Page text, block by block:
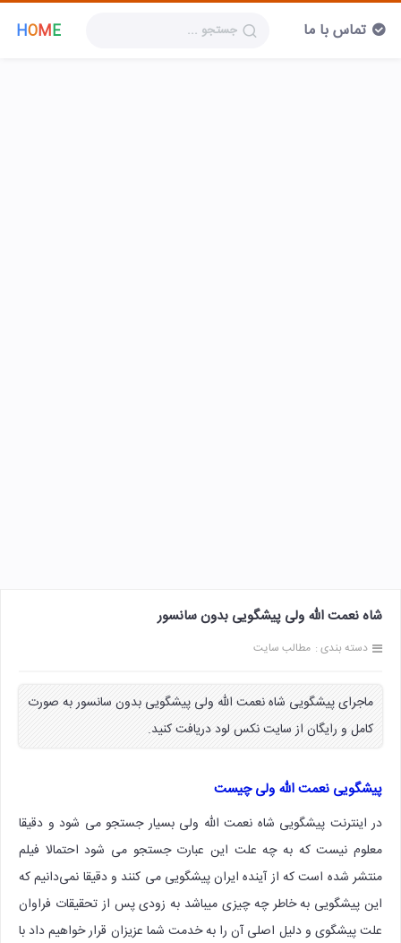
HOME تماس با ما
شاه نعمت الله ولی پیشگویی بدون سانسور
دسته بندی : مطالب سایت
ماجرای پیشگویی شاه نعمت الله ولی پیشگویی بدون سانسور به صورت
کامل و رایگان از سایت نکس لود دریافت کنید.
پیشگویی نعمت الله ولی چیست
در اینترنت پیشگویی شاه نعمت الله ولی بسیار جستجو می شود و دقیقا
معلوم نیست که به چه علت این عبارت جستجو می شود احتمالا فیلم
منتشر شده است که از آینده ایران پیشگویی می کنند و دقیقا نمی‌دانیم که
این پیشگویی به خاطر چه چیزی میباشد به زودی پس از تحقیقات فراوان
علت پیشگوی و دلیل اصلی آن را به خدمت شما عزیزان قرار خواهیم داد با